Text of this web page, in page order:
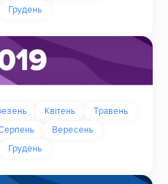
Грудень
Квітень
Травень
Вересень
Грудень